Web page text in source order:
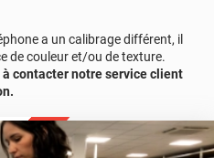
a un calibrage différent, il
de couleur et/ou de texture.
à contacter notre service client